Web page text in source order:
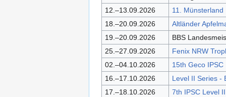
12.–13.09.2026
11.
18.–20.09.2026
Altländer
19.–20.09.2026
BBS
25.–27.09.2026
Fenix NRW
02.–04.10.2026
15th Geco
16.–17.10.2026
Level II Series -
17.–18.10.2026
7th IPSC Level